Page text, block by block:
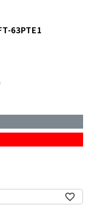
63PTE1